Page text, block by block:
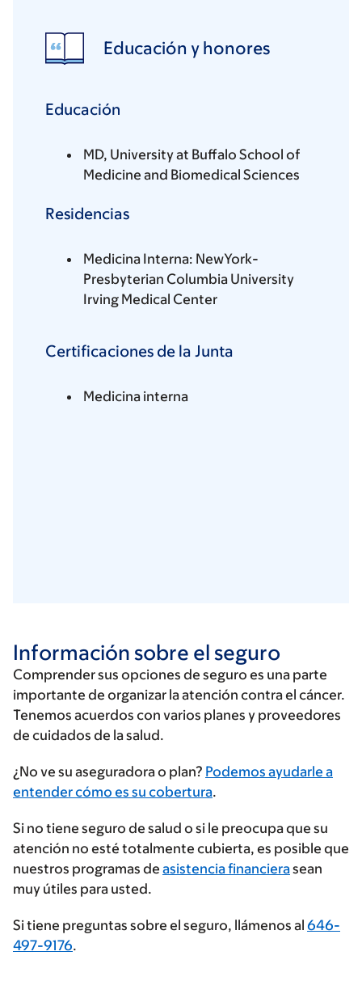
Educación y honores
Educación
MD, University at Buffalo School of
Medicine and Biomedical Sciences
Residencias
Medicina Interna: NewYork-
Presbyterian Columbia University
Irving Medical Center
Certificaciones de la Junta
Medicina interna
Información sobre el seguro
Comprender sus opciones de seguro es una parte
importante de organizar la atención contra el cáncer.
Tenemos acuerdos con varios planes y proveedores
de cuidados de la salud.
Ingrese
su
de
seguros
¿No ve su aseguradora o plan? Podemos ayudarle a
entender cómo es su cobertura.
Si no tiene seguro de salud o si le preocupa que su
atención no esté totalmente cubierta, es posible que
nuestros programas de asistencia financierasean
muy útiles para usted.
Si tiene preguntas sobre el seguro, llámenos al 646-
497-9176.